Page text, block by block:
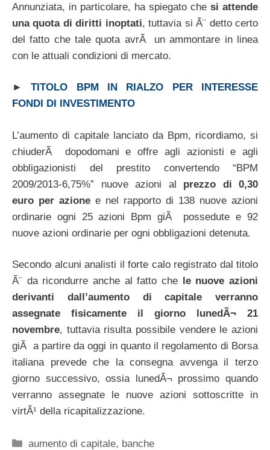
Annunziata, in particolare, ha spiegato che si attende
una quota di diritti inoptati, tuttavia si Ã¨ detto certo
del fatto che tale quota avrÃ un ammontare in linea
con le attuali condizioni di mercato.
►TITOLO BPM IN RIALZO PER INTERESSE
FONDI DI INVESTIMENTO
L’aumento di capitale lanciato da Bpm, ricordiamo, si
chiuderÃ dopodomani e offre agli azionisti e agli
obbligazionisti del prestito convertendo “BPM
2009/2013-6,75%” nuove azioni al prezzo di 0,30
euro per azione e nel rapporto di 138 nuove azioni
ordinarie ogni 25 azioni Bpm giÃ possedute e 92
nuove azioni ordinarie per ogni obbligazioni detenuta.
Secondo alcuni analisti il forte calo registrato dal titolo
Ã¨ da ricondurre anche al fatto che
le nuove azioni
derivanti dall’aumento di capitale verranno
assegnate fisicamente il giorno lunedÃ¬ 21
novembre, tuttavia risulta possibile vendere le azioni
giÃ a partire da oggi in quanto il regolamento di Borsa
italiana prevede che la consegna avvenga il terzo
giorno successivo, ossia lunedÃ¬ prossimo quando
verranno assegnate le nuove azioni sottoscritte in
virtÃ¹ della ricapitalizzazione.
Categorie
aumento di capitale, banche